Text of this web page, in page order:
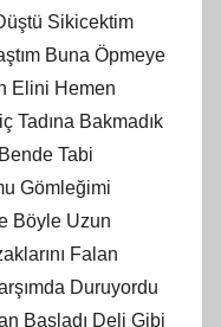
Sikicektim
Buna Öpmeye
Elini Hemen
Tadına Bakmadık
Tabi
Gömleğimi
Böyle Uzun
Falan
Duruyordu
Başladı Deli Gibi